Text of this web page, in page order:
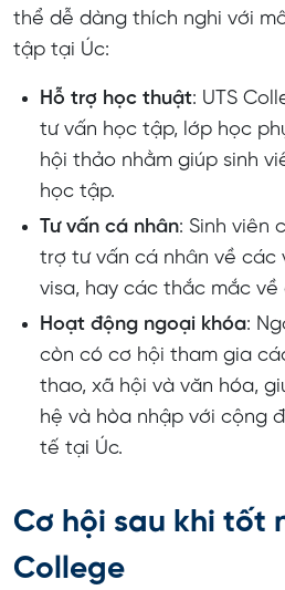
thể dễ dàng thích nghi với
tập tại Úc:
Hỗ trợ học thuật: UTS
tư vấn học tập, lớp học
hội thảo nhằm giúp sinh
học tập.
Tư vấn cá nhân: Sinh viên
trợ tư vấn cá nhân về các
visa, hay các thắc mắc về
Hoạt động ngoại khóa:
còn có cơ hội tham gia
thao, xã hội và văn hóa,
hệ và hòa nhập với cộng
tế tại Úc.
Cơ hội sau khi tốt
College